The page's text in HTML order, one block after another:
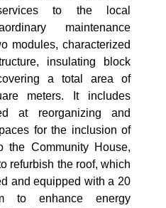
to the local
maintenance
modules, characterized
insulating block
a total area of
meters. It includes
at reorganizing and
for the inclusion of
the Community House,
refurbish the roof, which
and equipped with a 20
to enhance energy